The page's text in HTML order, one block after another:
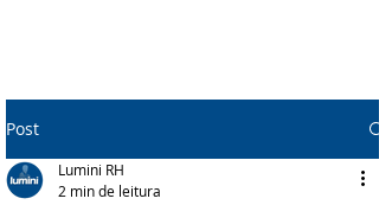
Post
Lumini RH
2 min de leitura